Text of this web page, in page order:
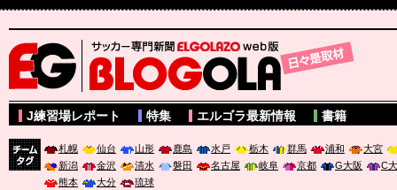
サッカー専門新聞ELGOLAZO web版 BLOGOLA
J練習場レポート 特集 エルゴラ最新情報 書籍
札幌 仙台 山形 鹿島 水戸 栃木 群馬 浦和
大宮
新潟
金沢 清水 磐田 名古屋 岐阜 京都 G大阪
C
熊本
大分 琉球